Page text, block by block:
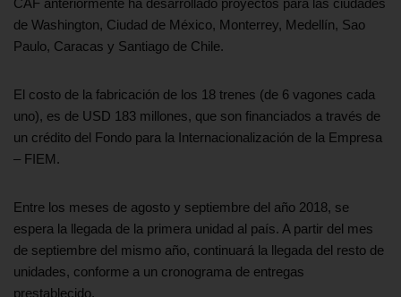
de Washington, Ciudad de México, Monterrey, Medellín, Sao
Paulo, Caracas y Santiago de Chile.
El costo de la fabricación de los 18 trenes (de 6 vagones cada
uno), es de USD 183 millones, que son financiados a través de
un crédito del Fondo para la Internacionalización de la Empresa
– FIEM.
Entre los meses de agosto y septiembre del año 2018, se
espera la llegada de la primera unidad al país. A partir del mes
de septiembre del mismo año, continuará la llegada del resto de
unidades, conforme a un cronograma de entregas
prestablecido.